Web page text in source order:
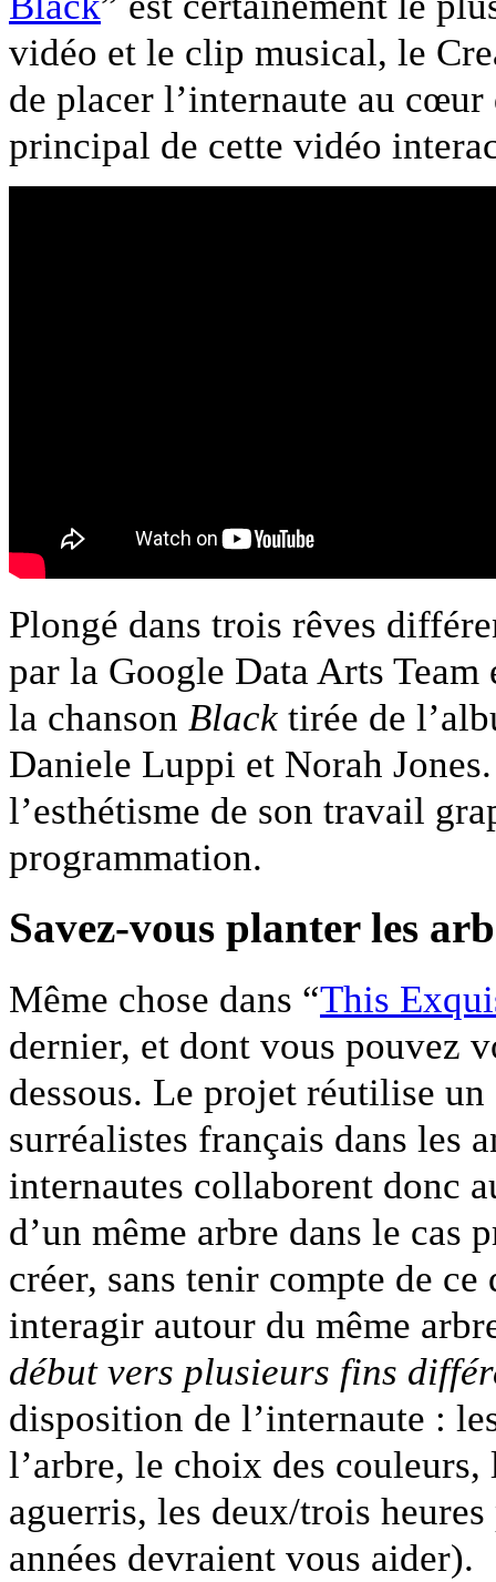
vidéo et le clip musical, le
de placer l’internaute au
principal de cette vidéo
Plongé dans trois rêves
par la Google Data Arts
la chanson Black tirée de
Daniele Luppi et Norah
l’esthétisme de son travail
programmation.
Savez-vous planter les
Même chose dans “This
dernier, et dont vous pouvez
dessous. Le projet réutilise
surréalistes français dans les
internautes collaborent donc
d’un même arbre dans le cas
créer, sans tenir compte de
interagir autour du même
début vers plusieurs fins
disposition de l’internaute :
l’arbre, le choix des
aguerris, les deux/trois
années devraient vous aider).